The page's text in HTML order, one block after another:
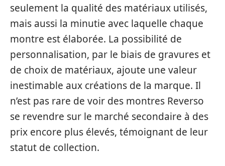
seulement la qualité des matériaux utilisés,
mais aussi la minutie avec laquelle chaque
montre est élaborée. La possibilité de
personnalisation, par le biais de gravures et
de choix de matériaux, ajoute une valeur
inestimable aux créations de la marque. Il
n’est pas rare de voir des montres Reverso
se revendre sur le marché secondaire à des
prix encore plus élevés, témoignant de leur
statut de collection.